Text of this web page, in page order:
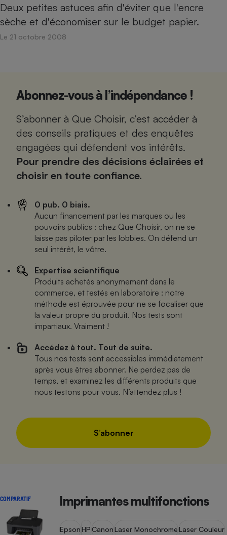
Deux petites astuces afin d'éviter que l'encre
sèche et d'économiser sur le budget papier.
Le 21 octobre 2008
Abonnez-vous à l’indépendance !
S’abonner à Que Choisir, c’est accéder à
des conseils pratiques et des enquêtes
engagées qui défendent vos intérêts.
Pour prendre des décisions éclairées et
choisir en toute confiance.
0 pub. 0 biais.
Aucun financement par les marques ou les
pouvoirs publics : chez Que Choisir, on ne se
laisse pas piloter par les lobbies. On défend un
seul intérêt, le vôtre.
Expertise scientifique
Produits achetés anonymement dans le
commerce, et testés en laboratoire : notre
méthode est éprouvée pour ne se focaliser que
la valeur propre du produit. Nos tests sont
impartiaux. Vraiment !
Accédez à tout. Tout de suite.
Tous nos tests sont accessibles immédiatement
après vous êtres abonner. Ne perdez pas de
temps, et examinez les différents produits que
nous testons pour vous. N’attendez plus !
S’abonner
COMPARATIF Imprimantes multifonctions
EpsonHP Canon Laser Monochrome Laser Couleur